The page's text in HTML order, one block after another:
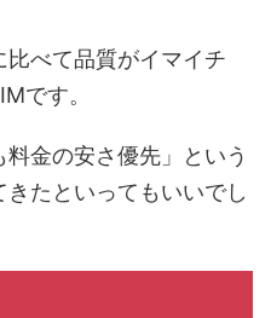
比べて品質がイマイチ
です。
料金の安さ優先」という
たといってもいいでし